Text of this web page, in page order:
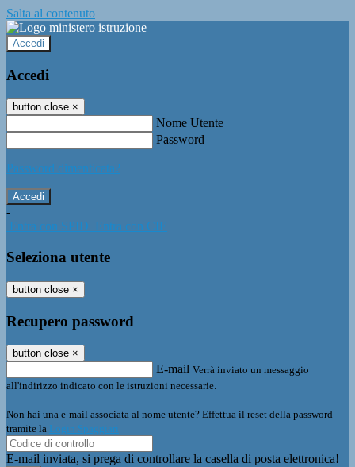
Salta al contenuto
Accedi
Accedi
button close ×
Nome Utente
Password
Password dimenticata?
-
Entra con SPID Entra con CIE
Seleziona utente
button close ×
Recupero password
button close ×
E-mail Verrà inviato un messaggio
all'indirizzo indicato con le istruzioni necessarie.
Non hai una e-mail associata al nome utente? Effettua il reset della password
tramite la Login Spaggiari
E-mail inviata, si prega di controllare la casella di posta elettronica!